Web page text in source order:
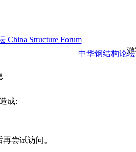
中华钢结构论坛
成:
尝试访问。